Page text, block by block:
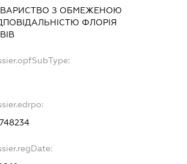
З ОБМЕЖЕНОЮ
ФЛОРІЯ